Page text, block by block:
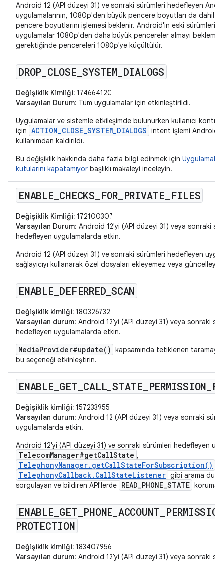
Android 12 (API düzeyi 31) ve sonraki sürümleri hedefleyen
uygulamalarının, 1080p'den büyük pencere boyutları da dahil
pencere boyutlarını işlemesi beklenir. Android'in eski
uygulamalar 1080p'den daha büyük pencereler almayı
gerektiğinde pencereleri 1080p'ye küçültülür.
DROP CLOSE _SYSTEM_ DIALOGS
Değişiklik Kimliği: 174664120
Varsayılan Durum: Tüm uygulamalar için etkinleştirildi.
Uygulamalar ve sistemle etkileşimde bulunurken kullanıcı
için ACTION_CLOSE_SYSTEM_DIALOGS intent işlemi Android
kullanımdan kaldırıldı.
Bu değişiklik hakkında daha fazla bilgi edinmek için
kutularını kapatamıyor başlıklı makaleyi inceleyin.
ENABLE CHECKS FOR_ PRIVATE FILES
Değişiklik Kimliği: 172100307
Varsayılan Durum: Android 12'yi (API düzeyi 31) veya sonraki
hedefleyen uygulamalarda etkin.
Android 12 (API düzeyi 31) ve sonraki sürümleri hedefleyen
sağlayıcıyı kullanarak özel dosyaları ekleyemez veya
ENABLE DEFERRED SCAN
Değişiklik kimliği: 180326732
Varsayılan durum: Android 12'yi (API düzeyi 31) veya sonraki
hedefleyen uygulamalarda etkin.
MediaProvider#update()
kapsamında tetiklenen taramayı
bu seçeneği etkinleştirin.
ENABLE GET CALL STATE PERMISSION
Değişiklik kimliği: 157233955
Varsayılan durum: Android 12 (API düzeyi 31) veya sonraki
uygulamalarda etkin.
Android 12'yi (API düzeyi 31) ve sonraki sürümleri hedefleyen
TelecomManager#getCallState ,
TelephonyManager.getCallStateForSubscription()
TelephonyCallback.CallStateListener gibi arama
sorgulayan ve bildiren API'lerde READ_PHONE_STATE
ENABLE GET PHONE ACCOUNT PERMISSION
PROTECTION
Değişiklik kimliği: 183407956
Varsayılan durum: Android 12'yi (API düzeyi 31) veya sonraki